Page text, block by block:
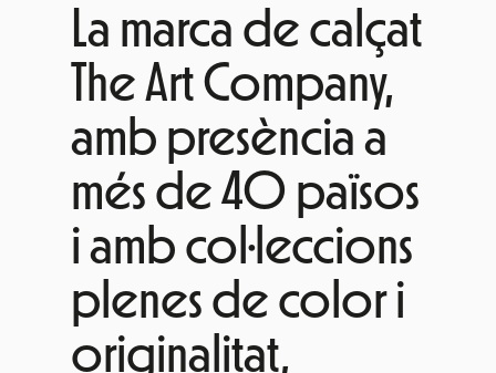
La marca de calçat
The Art Company,
amb presència a
més de 40 països
i amb col·leccions
plenes de color i
originalitat,